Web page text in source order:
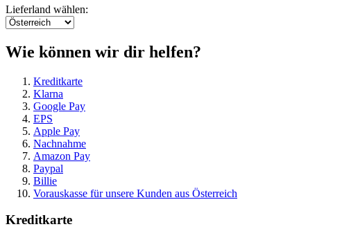
Lieferland wählen:
Wie können wir dir helfen?
Kreditkarte
Klarna
Google Pay
EPS
Apple Pay
Nachnahme
Amazon Pay
Paypal
Billie
Vorauskasse für unsere Kunden aus Österreich
Kreditkarte